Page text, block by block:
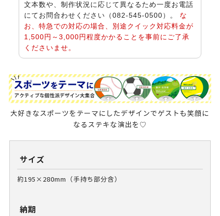
文本数や、制作状況に応じて異なるため一度お電話
にてお問合わせください（082-545-0500）。
な
お、特急での対応の場合、別途クイック対応料金が
1,500円～3,000円程度かかることを事前にご了承
くださいませ。
大好きなスポーツをテーマにしたデザインでゲストも笑顔に
なるステキな演出を♡
サイズ
約195×280mm（手持ち部分含）
納期